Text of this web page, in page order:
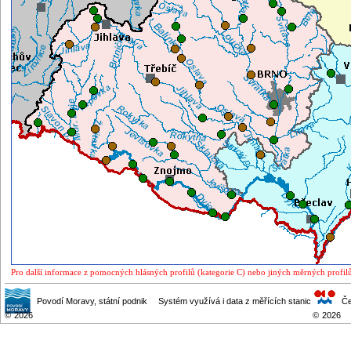
Pro další informace z pomocných hlásných profilů (kategorie C) nebo jiných měrných
Povodí Moravy, státní podnik
© 2026
Systém využívá i data z měřících stanic
© 2026